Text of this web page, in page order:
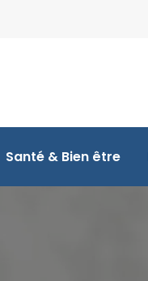
Santé & Bien être